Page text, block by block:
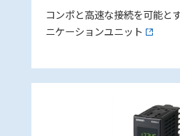
コンポと高速な接続を可能と
ニケーションユニット